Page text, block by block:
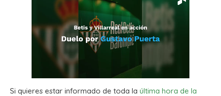
Si quieres estar informado de toda la última hora de la